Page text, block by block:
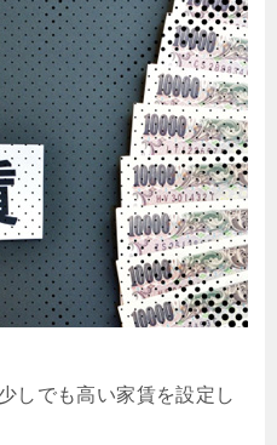
しでも高い家賃を設定し